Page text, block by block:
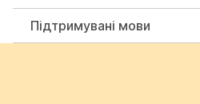
Підтримувані мови